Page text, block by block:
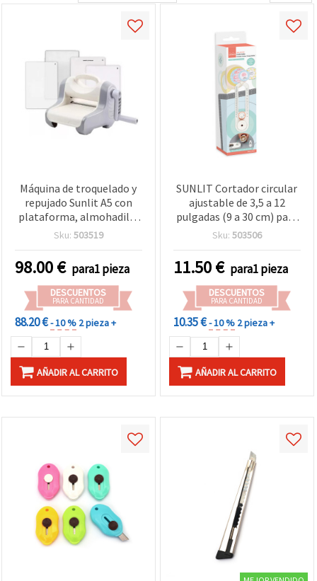
Máquina de troquelado y
repujado Sunlit A5 con
plataforma, almohadilla
magnética y 2 placas de
scrapbooking
Sku: 503519
98.00€ para1 pieza
DESCUENTOS
PARA CANTIDAD
88.20 €- 10 % 2 pieza +
AÑADIR AL CARRITO
SUNLIT Cortador circular
ajustable de 3,5 a 12
pulgadas (9 a 30 cm) para
manualidades
Sku: 503506
11.50€ para1 pieza
DESCUENTOS
PARA CANTIDAD
10.35 €- 10 % 2 pieza +
AÑADIR AL CARRITO